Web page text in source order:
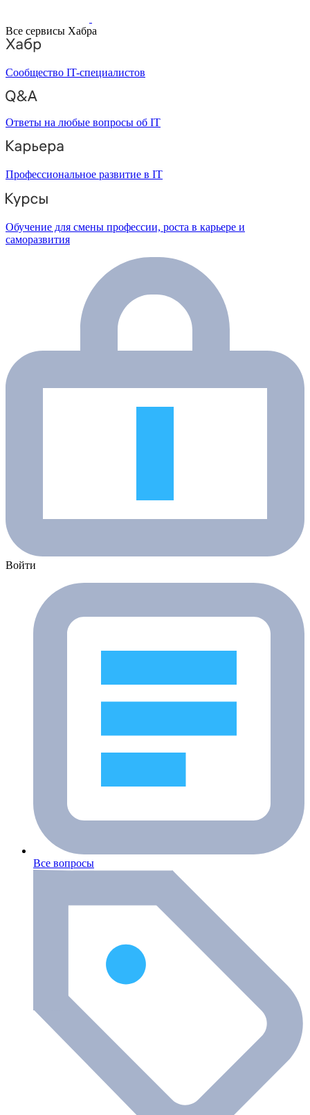
Все сервисы Хабра
Сообщество IT-специалистов
Ответы на любые вопросы об IT
Профессиональное развитие в IT
Обучение для смены профессии, роста в карьере и
саморазвития
Войти
Все вопросы